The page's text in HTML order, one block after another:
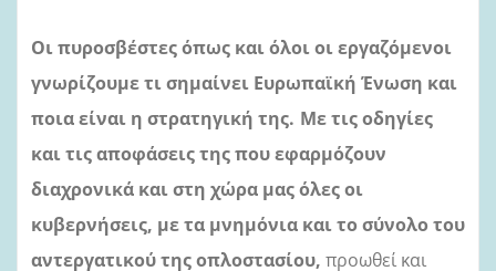
Οι πυροσβέστες όπως και όλοι οι εργαζόμενοι
γνωρίζουμε τι σημαίνει Ευρωπαϊκή Ένωση και
ποια είναι η στρατηγική της. Με τις οδηγίες
και τις αποφάσεις της που εφαρμόζουν
διαχρονικά και στη χώρα μας όλες οι
κυβερνήσεις, με τα μνημόνια και το σύνολο του
αντεργατικού της οπλοστασίου, προωθεί και